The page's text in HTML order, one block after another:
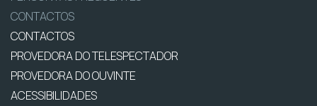
CONTACTOS
CONTACTOS
PROVEDORA DO TELESPECTADOR
PROVEDORA DO OUVINTE
ACESSIBILIDADES